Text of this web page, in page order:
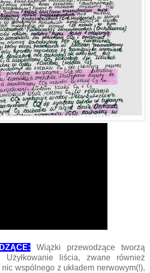
Wiązki przewodzące tworzą
Użyłkowanie liścia, zwane również
wspólnego z układem nerwowym(!),